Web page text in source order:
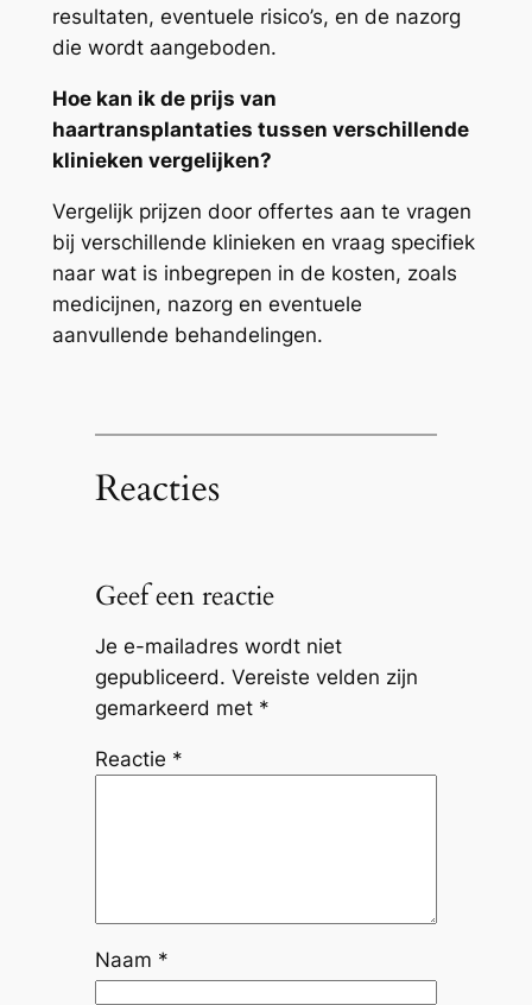
resultaten, eventuele risico’s, en de nazorg
die wordt aangeboden.
Hoe kan ik de prijs van
haartransplantaties tussen verschillende
klinieken vergelijken?
Vergelijk prijzen door offertes aan te vragen
bij verschillende klinieken en vraag specifiek
naar wat is inbegrepen in de kosten, zoals
medicijnen, nazorg en eventuele
aanvullende behandelingen.
Reacties
Geef een reactie
Je e-mailadres wordt niet
gepubliceerd. Vereiste velden zijn
gemarkeerd met *
Reactie *
Naam *